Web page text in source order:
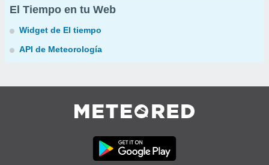
El Tiempo en tu Web
Widget de El tiempo
API de Meteorología